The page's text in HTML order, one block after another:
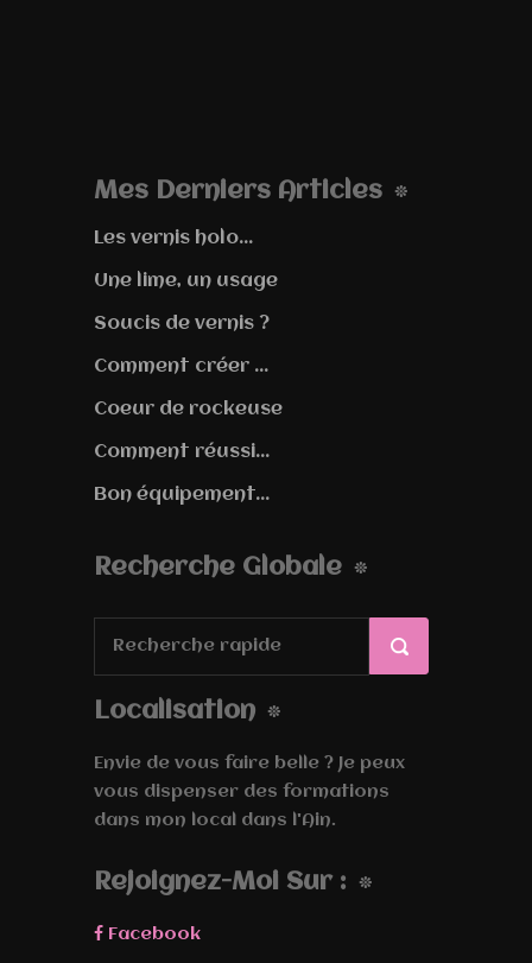
Mes Derniers Articles
Les vernis holo...
Une lime, un usage
Soucis de vernis ?
Comment créer ...
Coeur de rockeuse
Comment réussi...
Bon équipement...
Recherche Globale
Localisation
Envie de vous faire belle ? Je peux
vous dispenser des formations
dans mon local dans l'Ain.
Rejoignez-Moi Sur :
Facebook